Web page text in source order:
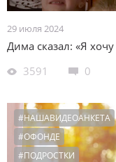
29 июля 2024
Дима сказал: «Я
3591
0
#НАШАВИДЕОАНКЕТА
#ОФОНДЕ
#ПОДРОСТКИ